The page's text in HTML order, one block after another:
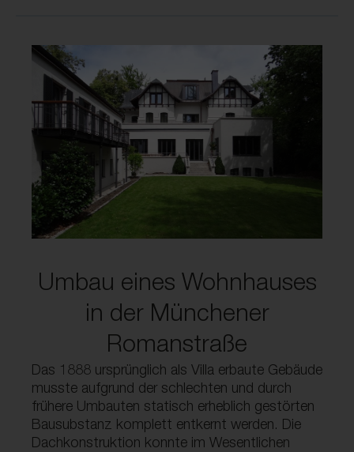
Umbau eines Wohnhauses
in der Münchener
Romanstraße
Das 1888 ursprünglich als Villa erbaute Gebäude
musste aufgrund der schlechten und durch
frühere Umbauten statisch erheblich gestörten
Bausubstanz komplett entkernt werden. Die
Dachkonstruktion konnte im Wesentlichen